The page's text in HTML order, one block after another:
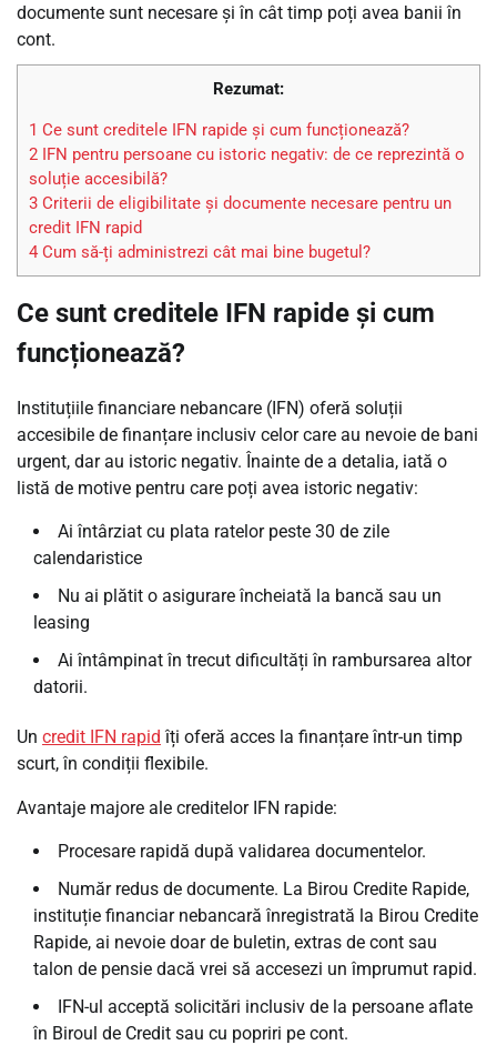
documente sunt necesare și în cât timp poți avea banii în
cont.
Rezumat:
1 Ce sunt creditele IFN rapide și cum funcționează?
2 IFN pentru persoane cu istoric negativ: de ce reprezintă o
soluție accesibilă?
3 Criterii de eligibilitate și documente necesare pentru un
credit IFN rapid
4 Cum să-ți administrezi cât mai bine bugetul?
Ce sunt creditele IFN rapide și cum
funcționează?
Instituțiile financiare nebancare (IFN) oferă soluții
accesibile de finanțare inclusiv celor care au nevoie de bani
urgent, dar au istoric negativ. Înainte de a detalia, iată o
listă de motive pentru care poți avea istoric negativ:
Ai întârziat cu plata ratelor peste 30 de zile
calendaristice
Nu ai plătit o asigurare încheiată la bancă sau un
leasing
Ai întâmpinat în trecut dificultăți în rambursarea altor
datorii.
Un credit IFN rapid îți oferă acces la finanțare într-un timp
scurt, în condiții flexibile.
Avantaje majore ale creditelor IFN rapide:
Procesare rapidă după validarea documentelor.
Număr redus de documente. La Birou Credite Rapide,
instituție financiar nebancară înregistrată la Birou Credite
Rapide, ai nevoie doar de buletin, extras de cont sau
talon de pensie dacă vrei să accesezi un împrumut rapid.
IFN-ul acceptă solicitări inclusiv de la persoane aflate
în Biroul de Credit sau cu popriri pe cont.